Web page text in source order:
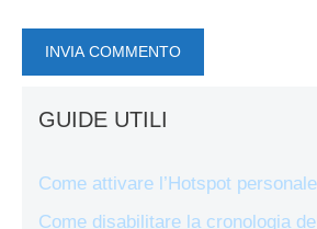
GUIDE UTILI
Come attivare l’Hotspot
Come disabilitare la cronologia